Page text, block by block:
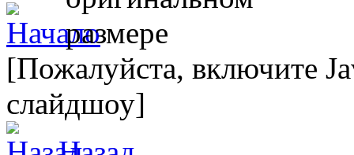
[Пожалуйста, включите
слайдшоу]